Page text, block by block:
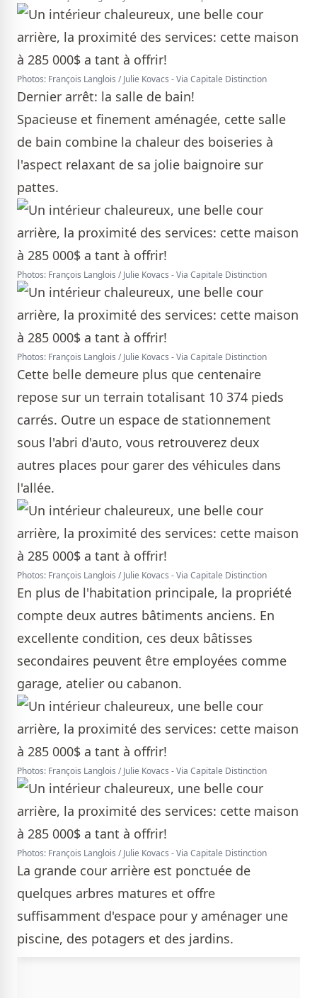
Photos: François Langlois / Julie Kovacs - Via Capitale Distinction
Dernier arrêt: la salle de bain!
Spacieuse et finement aménagée, cette salle
de bain combine la chaleur des boiseries à
l'aspect relaxant de sa jolie baignoire sur
pattes.
Photos: François Langlois / Julie Kovacs - Via Capitale Distinction
Photos: François Langlois / Julie Kovacs - Via Capitale Distinction
Cette belle demeure plus que centenaire
repose sur un terrain totalisant 10 374 pieds
carrés. Outre un espace de stationnement
sous l'abri d'auto, vous retrouverez deux
autres places pour garer des véhicules dans
l'allée.
Photos: François Langlois / Julie Kovacs - Via Capitale Distinction
En plus de l'habitation principale, la propriété
compte deux autres bâtiments anciens. En
excellente condition, ces deux bâtisses
secondaires peuvent être employées comme
garage, atelier ou cabanon.
Photos: François Langlois / Julie Kovacs - Via Capitale Distinction
Photos: François Langlois / Julie Kovacs - Via Capitale Distinction
La grande cour arrière est ponctuée de
quelques arbres matures et offre
suffisamment d'espace pour y aménager une
piscine, des potagers et des jardins.